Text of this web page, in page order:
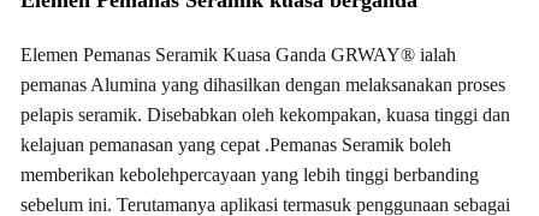
Elemen Pemanas Seramik Kuasa Ganda GRWAY® ialah
pemanas Alumina yang dihasilkan dengan melaksanakan proses
pelapis seramik. Disebabkan oleh kekompakan, kuasa tinggi dan
kelajuan pemanasan yang cepat .Pemanas Seramik boleh
memberikan kebolehpercayaan yang lebih tinggi berbanding
sebelum ini. Terutamanya aplikasi termasuk penggunaan sebagai